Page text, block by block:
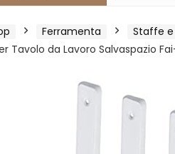
Ferramenta Staffe
Tavolo da Lavoro Salvaspazio